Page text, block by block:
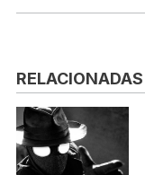
RELACIONADAS